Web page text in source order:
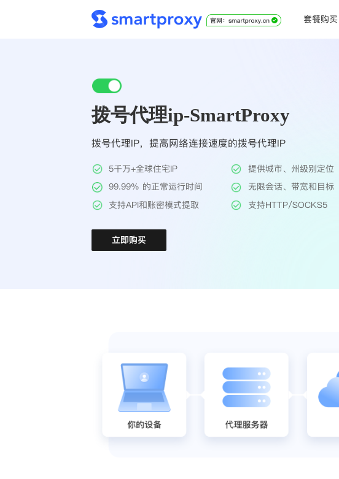
套餐购买
拨号代理ip-SmartProxy
拨号代理IP，提高网络连接速度的拨号代理IP
5千万+全球住宅IP
提供城市、州级别定位
99.99% 的正常运行时间
无限会话、带宽和目标
支持API和账密模式提取
支持HTTP/SOCKS5
立即购买